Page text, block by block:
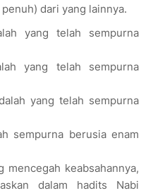
dari yang lainnya.
yang telah sempurna
yang telah sempurna
yang telah sempurna
sempurna berusia enam
mencegah keabsahannya,
dalam hadits Nabi